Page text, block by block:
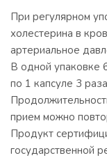
При регулярном
холестерина в
артериальное
В одной упаковке
по 1 капсуле 3
прием можно
Продукт
государственной